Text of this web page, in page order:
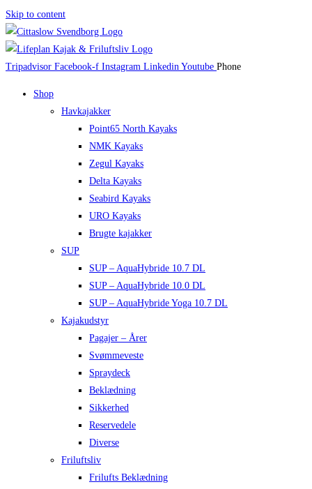
Skip to content
Tripadvisor Facebook-f Instagram Linkedin Youtube Phone
Shop
Havkajakker
Point65 North Kayaks
NMK Kayaks
Zegul Kayaks
Delta Kayaks
Seabird Kayaks
URO Kayaks
Brugte kajakker
SUP
SUP – AquaHybride 10.7 DL
SUP – AquaHybride 10.0 DL
SUP – AquaHybride Yoga 10.7 DL
Kajakudstyr
Pagajer – Årer
Svømmeveste
Spraydeck
Beklædning
Sikkerhed
Reservedele
Diverse
Friluftsliv
Frilufts Beklædning